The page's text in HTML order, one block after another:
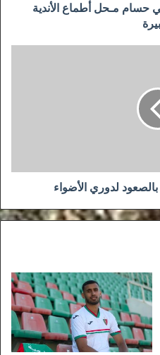
حسام مـحل أطماع الأندية
لدوري الأضواء